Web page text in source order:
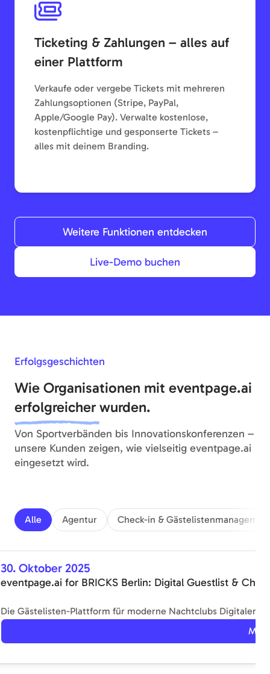
Ticketing & Zahlungen – alles auf
einer Plattform
Verkaufe oder vergebe Tickets mit mehreren
Zahlungsoptionen (Stripe, PayPal,
Apple/Google Pay). Verwalte kostenlose,
kostenpflichtige und gesponserte Tickets –
alles mit deinem Branding.
Weitere Funktionen entdecken
Live-Demo buchen
Erfolgsgeschichten
Wie Organisationen mit eventpage.ai
erfolgreicher wurden.
Von Sportverbänden bis Innovationskonferenzen –
unsere Kunden zeigen, wie vielseitig eventpage.ai
eingesetzt wird.
Alle Agentur Check-in &
30. Oktober 2025
eventpage.ai for BRICKS Berlin: Digital Guestlist &
Die Gästelisten-Plattform für moderne Nachtclubs Digitaler